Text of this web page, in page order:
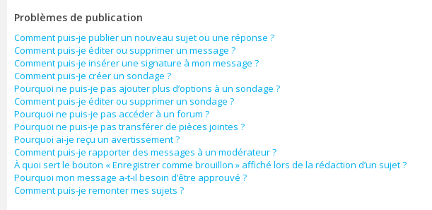
Problèmes de publication
Comment puis-je publier un nouveau sujet ou une réponse ?
Comment puis-je éditer ou supprimer un message ?
Comment puis-je insérer une signature à mon message ?
Comment puis-je créer un sondage ?
Pourquoi ne puis-je pas ajouter plus d’options à un sondage ?
Comment puis-je éditer ou supprimer un sondage ?
Pourquoi ne puis-je pas accéder à un forum ?
Pourquoi ne puis-je pas transférer de pièces jointes ?
Pourquoi ai-je reçu un avertissement ?
Comment puis-je rapporter des messages à un modérateur ?
À quoi sert le bouton « Enregistrer comme brouillon » affiché lors de la rédaction d’un sujet ?
Pourquoi mon message a-t-il besoin d’être approuvé ?
Comment puis-je remonter mes sujets ?